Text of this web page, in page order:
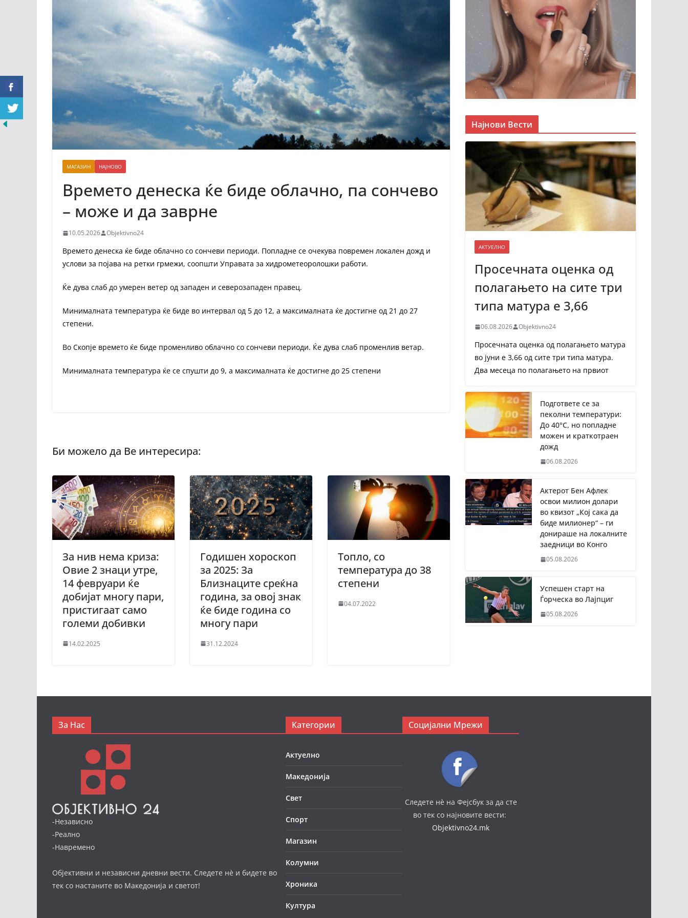
МАГАЗИН НАЈНОВО
Времето денеска ќе биде облачно, па сончево
– може и да заврне
10.05.2026 Objektivno24
Времето денеска ќе биде облачно со сончеви периоди. Попладне се очекува повремен локален дожд и
услови за појава на ретки грмежи, соопшти Управата за хидрометеоролошки работи.
Ќе дува слаб до умерен ветер од западен и северозападен правец.
Минималната температура ќе биде во интервал од 5 до 12, а максималната ќе достигне од 21 до 27
степени.
Во Скопје времето ќе биде променливо облачно со сончеви периоди. Ќе дува слаб променлив ветар.
Минималната температура ќе се спушти до 9, а максималната ќе достигне до 25 степени
За нив нема криза:
Овие 2 знаци утре,
14 февруари ќе
добијат многу пари,
пристигаат само
големи добивки
14.02.2025
Годишен хороскоп
за 2025: За
Близнаците среќна
година, за овој знак
ќе биде година со
многу пари
31.12.2024
Топло, со
температура до 38
степени
04.07.2022
Најнови Вести
АКТУЕЛНО
Просечната оценка од
полагањето на сите три
типа матура е 3,66
06.08.2026 Objektivno24
Просечната оценка од полагањето матура
во јуни е 3,66 од сите три типа матура.
Два месеца по полагањето на првиот
Подгответе се за
пеколни температури:
До 40°C, но попладне
можен и краткотраен
дожд
06.08.2026
Актерот Бен Афлек
освои милион долари
во квизот „Кој сака да
биде милионер“ – ги
донираше на локалните
заедници во Конго
05.08.2026
Успешен старт на
Ѓорческа во Лајпциг
05.08.2026
За Нас
-Независно
-Реално
-Навремено
Објективни и независни дневни вести. Следете нè и бидете во
тек со настаните во Македонија и светот!
Категории
Актуелно
Македонија
Свет
Спорт
Магазин
Колумни
Хроника
Култура
Социјални Мрежи
Следете нè на Фејсбук за да сте
во тек со најновите вести:
Objektivno24.mk